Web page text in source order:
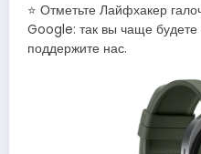
⭐ Отметьте Лайфхакер
Google: так вы чаще будете
поддержите нас.